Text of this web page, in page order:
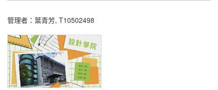
管理者：葉青芳, T10502498